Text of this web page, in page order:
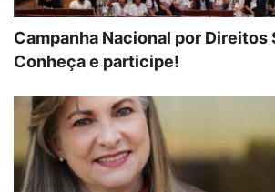
Campanha Nacional por Direitos
Conheça e participe!